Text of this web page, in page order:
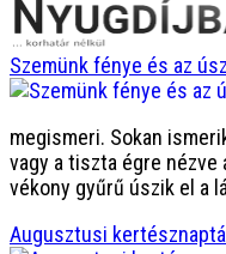
Szemünk fénye és az
megismeri. Sokan
vagy a tiszta égre nézve
vékony gyűrű úszik el a
Augusztusi